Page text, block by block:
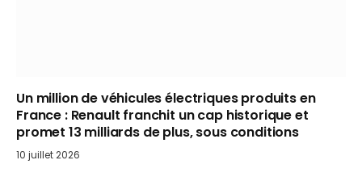
Un million de véhicules électriques produits en
France : Renault franchit un cap historique et
promet 13 milliards de plus, sous conditions
10 juillet 2026